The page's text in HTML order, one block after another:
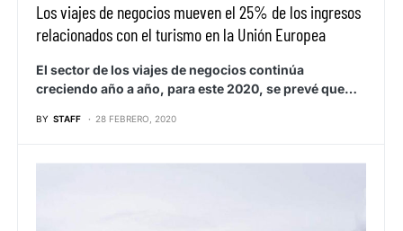
Los viajes de negocios mueven el 25% de los ingresos
relacionados con el turismo en la Unión Europea
El sector de los viajes de negocios continúa
creciendo año a año, para este 2020, se prevé que…
BY STAFF 28 FEBRERO, 2020